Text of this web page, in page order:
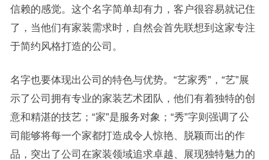
信赖的感觉。这个名字简单却有力，客户很容易就记住
了，当他们有家装需求时，自然会首先联想到这家专注
于简约风格打造的公司。
名字也要体现出公司的特色与优势。“艺家秀”，“艺”展
示了公司拥有专业的家装艺术团队，他们有着独特的创
意和精湛的技艺；“家”是服务对象；“秀”字则强调了公
司能够将每一个家都打造成令人惊艳、脱颖而出的作
品，突出了公司在家装领域追求卓越、展现独特魅力的